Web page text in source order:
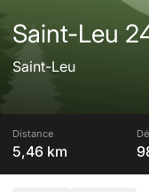
Saint-Leu
Saint-Leu
Distance
5,46 km